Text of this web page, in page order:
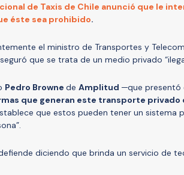
de Taxis de Chile anunció que le
éste sea prohibido.
el ministro de Transportes y
que se trata de un medio privado
Pedro Browne de Amplitud ─que presentó
que generan este transporte privado
que estos pueden tener un sistema
diciendo que brinda un servicio de